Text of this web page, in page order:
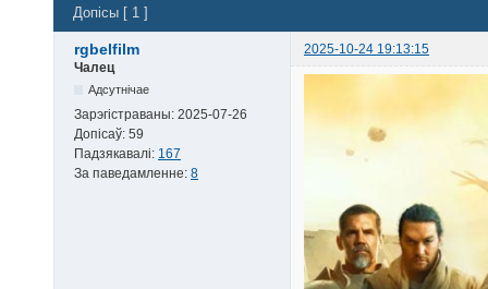
Допісы [ 1 ]
rgbelfilm
2025-10-24 19:13:15
Чалец
Адсутнічае
Зарэгістраваны: 2025-07-26
Допісаў: 59
Падзякавалі: 167
За паведамленне: 8